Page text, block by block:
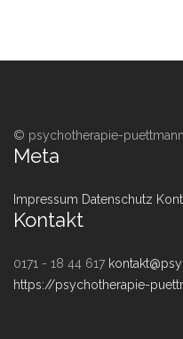
© psychotherapie-
Meta
Impressum Datenschutz
Kontakt
0171 - 18 44 617
https://psychotherapie-